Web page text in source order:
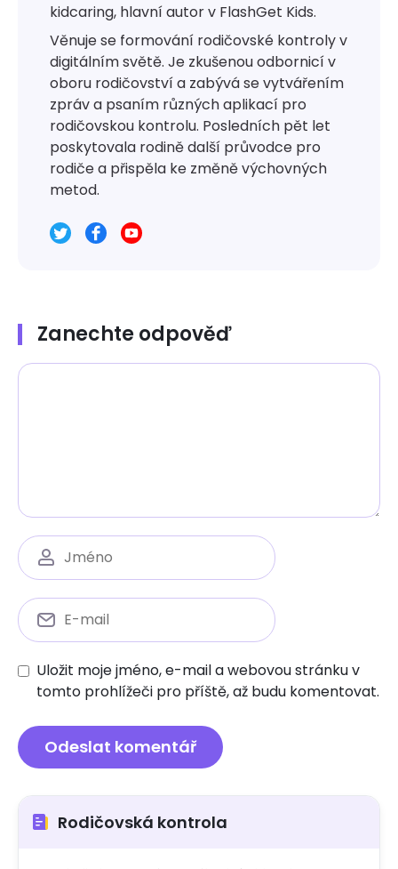
kidcaring, hlavní autor v FlashGet Kids.
Věnuje se formování rodičovské kontroly v
digitálním světě. Je zkušenou odbornicí v
oboru rodičovství a zabývá se vytvářením
zpráv a psaním různých aplikací pro
rodičovskou kontrolu. Posledních pět let
poskytovala rodině další průvodce pro
rodiče a přispěla ke změně výchovných
metod.
Zanechte odpověď
Uložit moje jméno, e-mail a webovou stránku v
tomto prohlížeči pro příště, až budu komentovat.
Rodičovská kontrola